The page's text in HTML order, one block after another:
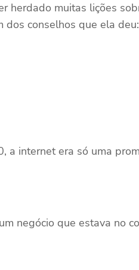
muitas lições
conselhos que ela
internet era só uma
negócio que estava no